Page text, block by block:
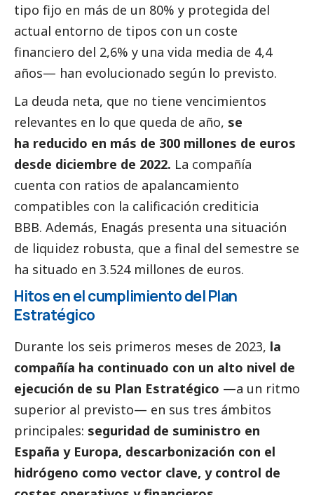
tipo fijo en más de un 80% y protegida del
actual entorno de tipos con un coste
financiero del 2,6% y una vida media de 4,4
años— han evolucionado según lo previsto.
La deuda neta, que no tiene vencimientos
relevantes en lo que queda de año, se
ha reducido en más de 300 millones de euros
desde diciembre de 2022. La compañía
cuenta con ratios de apalancamiento
compatibles con la calificación crediticia
BBB. Además, Enagás presenta una situación
de liquidez robusta, que a final del semestre se
ha situado en 3.524 millones de euros.
Hitos en el cumplimiento del Plan
Estratégico
Durante los seis primeros meses de 2023, la
compañía ha continuado con un alto nivel de
ejecución de su Plan Estratégico —a un ritmo
superior al previsto— en sus tres ámbitos
principales: seguridad de suministro en
España y Europa, descarbonización con el
hidrógeno como vector clave, y control de